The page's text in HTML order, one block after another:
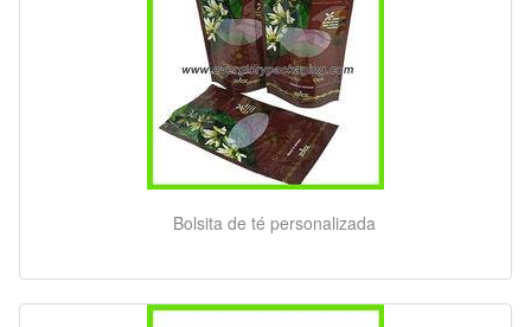
Bolsita de té personalizada